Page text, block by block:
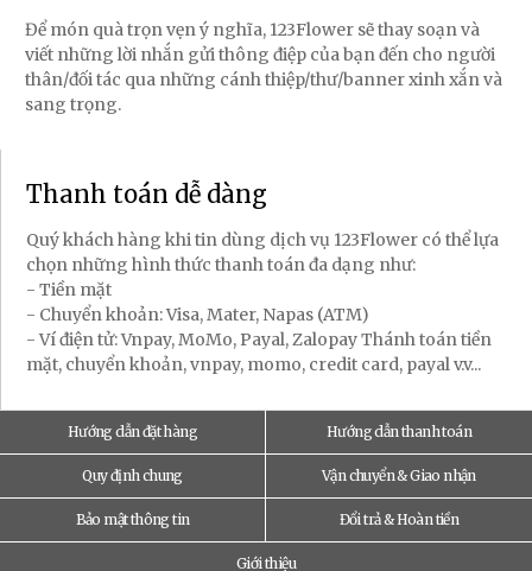
Để món quà trọn vẹn ý nghĩa, 123Flower sẽ thay soạn và
viết những lời nhắn gửi thông điệp của bạn đến cho người
thân/đối tác qua những cánh thiệp/thư/banner xinh xắn và
sang trọng.
Thanh toán dễ dàng
Quý khách hàng khi tin dùng dịch vụ 123Flower có thể lựa
chọn những hình thức thanh toán đa dạng như:
- Tiền mặt
- Chuyển khoản: Visa, Mater, Napas (ATM)
- Ví điện tử: Vnpay, MoMo, Payal, Zalopay Thánh toán tiền
mặt, chuyển khoản, vnpay, momo, credit card, payal v.v...
Hướng dẫn đặt hàng Hướng dẫn thanh toán
Quy định chung Vận chuyển & Giao nhận
Bảo mật thông tin Đổi trả & Hoàn tiền
Giới thiệu